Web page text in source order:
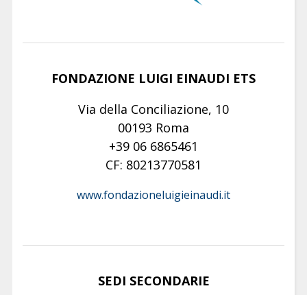
FONDAZIONE LUIGI EINAUDI ETS
Via della Conciliazione, 10
00193 Roma
+39 06 6865461
CF: 80213770581
www.fondazioneluigieinaudi.it
SEDI SECONDARIE